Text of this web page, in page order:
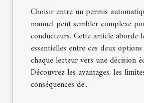
Choisir entre un permis
manuel peut sembler complexe
conducteurs. Cette article aborde
essentielles entre ces deux
chaque lecteur vers une décision
Découvrez les avantages, les
conséquences de...